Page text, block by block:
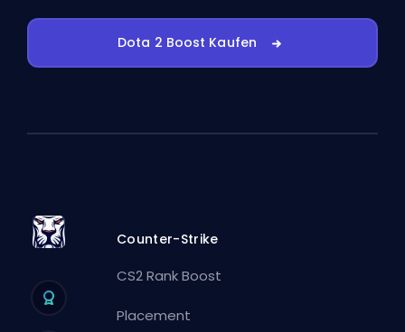
Dota 2 Boost Kaufen
Counter-Strike
CS2 Rank Boost
Placement